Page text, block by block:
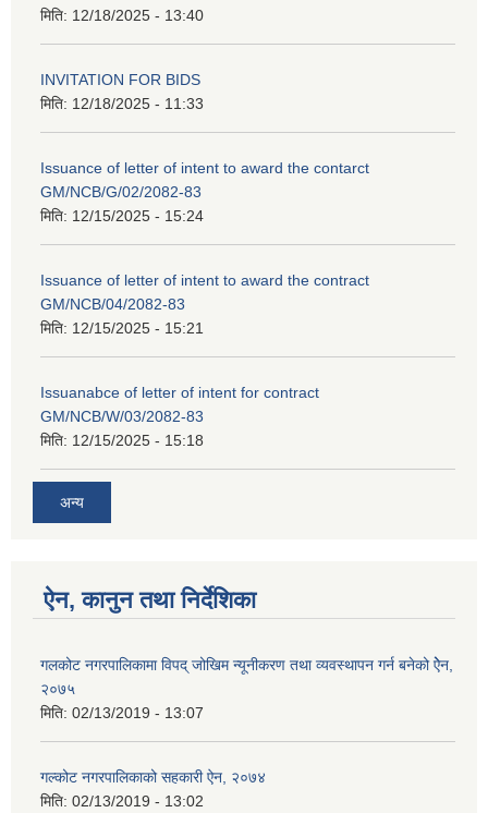
मिति: 12/18/2025 - 13:40
INVITATION FOR BIDS
मिति: 12/18/2025 - 11:33
Issuance of letter of intent to award the contarct
GM/NCB/G/02/2082-83
मिति: 12/15/2025 - 15:24
Issuance of letter of intent to award the contract
GM/NCB/04/2082-83
मिति: 12/15/2025 - 15:21
Issuanabce of letter of intent for contract
GM/NCB/W/03/2082-83
मिति: 12/15/2025 - 15:18
अन्य
ऐन, कानुन तथा निर्देशिका
गलकोट नगरपालिकामा विपद् जोखिम न्यूनीकरण तथा व्यवस्थापन गर्न बनेको ऐेन,
२०७५
मिति: 02/13/2019 - 13:07
गल्कोट नगरपालिकाको सहकारी ऐन, २०७४
मिति: 02/13/2019 - 13:02